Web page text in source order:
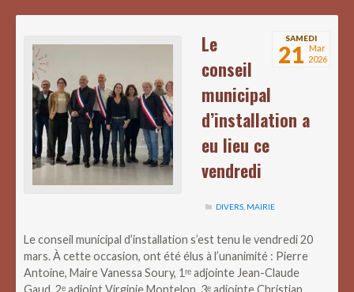
SAMEDI
21 Mar
2026
Le
conseil
municipal
d’installation a
eu lieu ce
vendredi
DIVERS MAIRIE
Le conseil municipal d’installation s’est tenu le vendredi 20
mars. À cette occasion, ont été élus à l’unanimité : Pierre
Antoine, Maire Vanessa Soury, 1ʳᵉ adjointe Jean-Claude